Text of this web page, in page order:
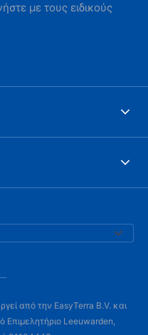
με τους ειδικούς
από την EasyTerra B.V. και
Επιμελητήριο Leeuwarden,